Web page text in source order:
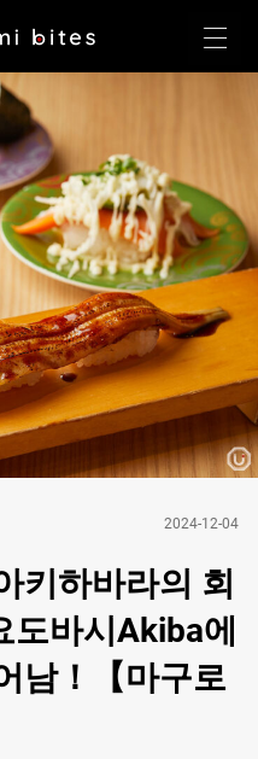
2024-12-04
키하바라의 회
도바시Akiba에
남！【마구로